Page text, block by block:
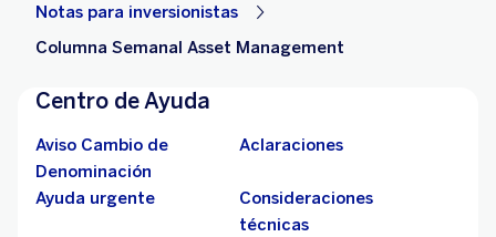
Notas para inversionistas
Columna Semanal Asset Management
Centro de Ayuda
Aviso Cambio de
Denominación
Aclaraciones
Ayuda urgente
Consideraciones
técnicas